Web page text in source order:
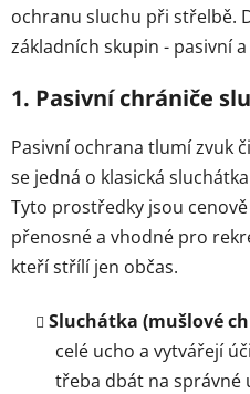
ochranu sluchu při střelbě.
základních skupin - pasivní
1. Pasivní chrániče
Pasivní ochrana tlumí zvuk
se jedná o klasická
Tyto prostředky jsou
přenosné a vhodné pro
kteří střílí jen občas.
Sluchátka (mušlové
celé ucho a vytvářejí
třeba dbát na správné